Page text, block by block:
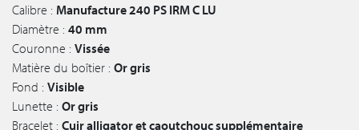
Calibre : Manufacture 240 PS IRM C LU
Diamètre : 40 mm
Couronne : Vissée
Matière du boîtier : Or gris
Fond : Visible
Lunette : Or gris
Bracelet : Cuir alligator et caoutchouc supplémentaire